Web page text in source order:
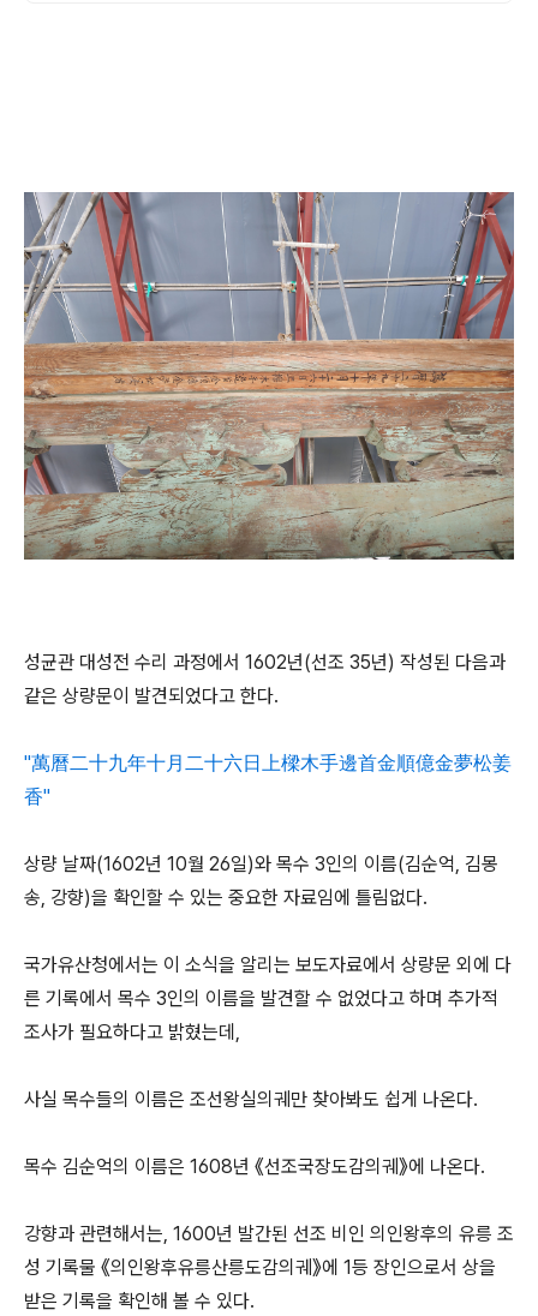
성균관 대성전 수리 과정에서 1602년(선조 35년) 작성된 다음과
같은 상량문이 발견되었다고 한다.
"萬曆二十九年十月二十六日上樑木手邊首金順億金夢松姜
香"
상량 날짜(1602년 10월 26일)와 목수 3인의 이름(김순억, 김몽
송, 강향)을 확인할 수 있는 중요한 자료임에 틀림없다.
국가유산청에서는 이 소식을 알리는 보도자료에서 상량문 외에 다
른 기록에서 목수 3인의 이름을 발견할 수 없었다고 하며 추가적
조사가 필요하다고 밝혔는데,
사실 목수들의 이름은 조선왕실의궤만 찾아봐도 쉽게 나온다.
목수 김순억의 이름은 1608년 《선조국장도감의궤》에 나온다.
강향과 관련해서는, 1600년 발간된 선조 비인 의인왕후의 유릉 조
성 기록물 《의인왕후유릉산릉도감의궤》에 1등 장인으로서 상을
받은 기록을 확인해 볼 수 있다.